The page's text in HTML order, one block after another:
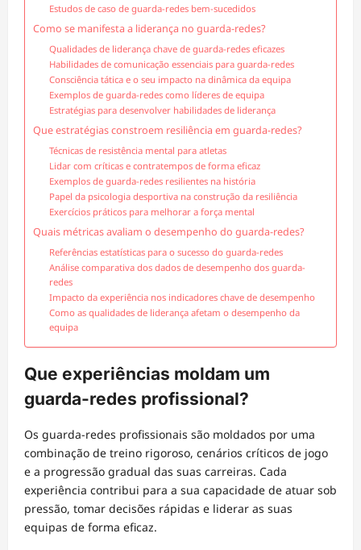
Estudos de caso de guarda-redes bem-sucedidos
Como se manifesta a liderança no guarda-redes?
Qualidades de liderança chave de guarda-redes eficazes
Habilidades de comunicação essenciais para guarda-redes
Consciência tática e o seu impacto na dinâmica da equipa
Exemplos de guarda-redes como líderes de equipa
Estratégias para desenvolver habilidades de liderança
Que estratégias constroem resiliência em guarda-redes?
Técnicas de resistência mental para atletas
Lidar com críticas e contratempos de forma eficaz
Exemplos de guarda-redes resilientes na história
Papel da psicologia desportiva na construção da resiliência
Exercícios práticos para melhorar a força mental
Quais métricas avaliam o desempenho do guarda-redes?
Referências estatísticas para o sucesso do guarda-redes
Análise comparativa dos dados de desempenho dos guarda-
redes
Impacto da experiência nos indicadores chave de desempenho
Como as qualidades de liderança afetam o desempenho da
equipa
Que experiências moldam um
guarda-redes profissional?
Os guarda-redes profissionais são moldados por uma
combinação de treino rigoroso, cenários críticos de jogo
e a progressão gradual das suas carreiras. Cada
experiência contribui para a sua capacidade de atuar sob
pressão, tomar decisões rápidas e liderar as suas
equipas de forma eficaz.